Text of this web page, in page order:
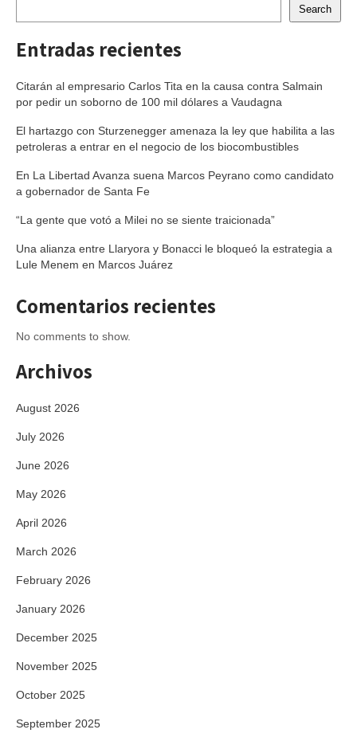
Search
Entradas recientes
Citarán al empresario Carlos Tita en la causa contra Salmain
por pedir un soborno de 100 mil dólares a Vaudagna
El hartazgo con Sturzenegger amenaza la ley que habilita a las
petroleras a entrar en el negocio de los biocombustibles
En La Libertad Avanza suena Marcos Peyrano como candidato
a gobernador de Santa Fe
“La gente que votó a Milei no se siente traicionada”
Una alianza entre Llaryora y Bonacci le bloqueó la estrategia a
Lule Menem en Marcos Juárez
Comentarios recientes
No comments to show.
Archivos
August 2026
July 2026
June 2026
May 2026
April 2026
March 2026
February 2026
January 2026
December 2025
November 2025
October 2025
September 2025